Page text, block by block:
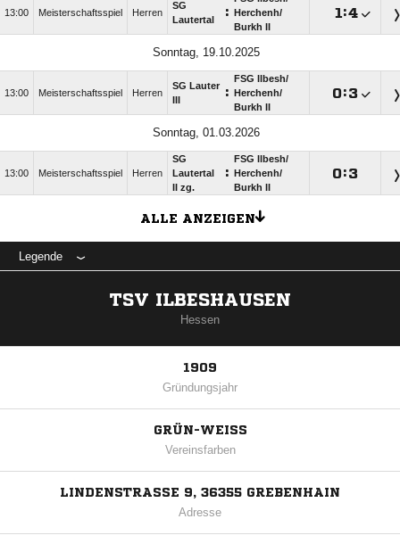
13:00 Meisterschaftsspiel Herren
SG
Lautertal
:
Herchenh/​
Burkh II
:
Sonntag, 19.10.2025
13:00 Meisterschaftsspiel Herren
SG Lauter :
FSG Ilbesh/​
Herchenh/​
Burkh II
:
Sonntag, 01.03.2026
13:00 Meisterschaftsspiel Herren
SG
Lautertal
II zg.
:
FSG Ilbesh/​
Herchenh/​
Burkh II
:
ALLE ANZEIGEN
Legende
TSV ILBESHAUSEN
Hessen
1909
Gründungsjahr
GRÜN-WEISS
Vereinsfarben
LINDENSTRASSE 9, 36355 GREBENHAIN
Adresse